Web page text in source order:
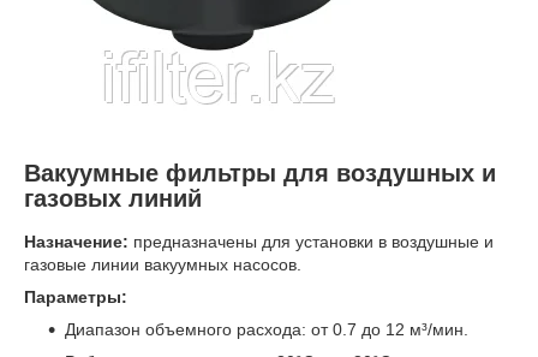
Вакуумные фильтры для воздушных и
газовых линий
Назначение: предназначены для установки в воздушные и
газовые линии вакуумных насосов.
Параметры:
Диапазон объемного расхода: от 0.7 до 12 м³/мин.